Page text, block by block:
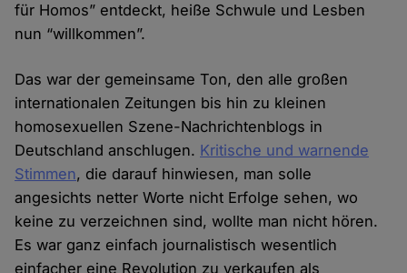
für Homos” entdeckt, heiße Schwule und Lesben
nun “willkommen”.
Das war der gemeinsame Ton, den alle großen
internationalen Zeitungen bis hin zu kleinen
homosexuellen Szene-Nachrichtenblogs in
Deutschland anschlugen. Kritische und warnende
Stimmen, die darauf hinwiesen, man solle
angesichts netter Worte nicht Erfolge sehen, wo
keine zu verzeichnen sind, wollte man nicht hören.
Es war ganz einfach journalistisch wesentlich
einfacher eine Revolution zu verkaufen als